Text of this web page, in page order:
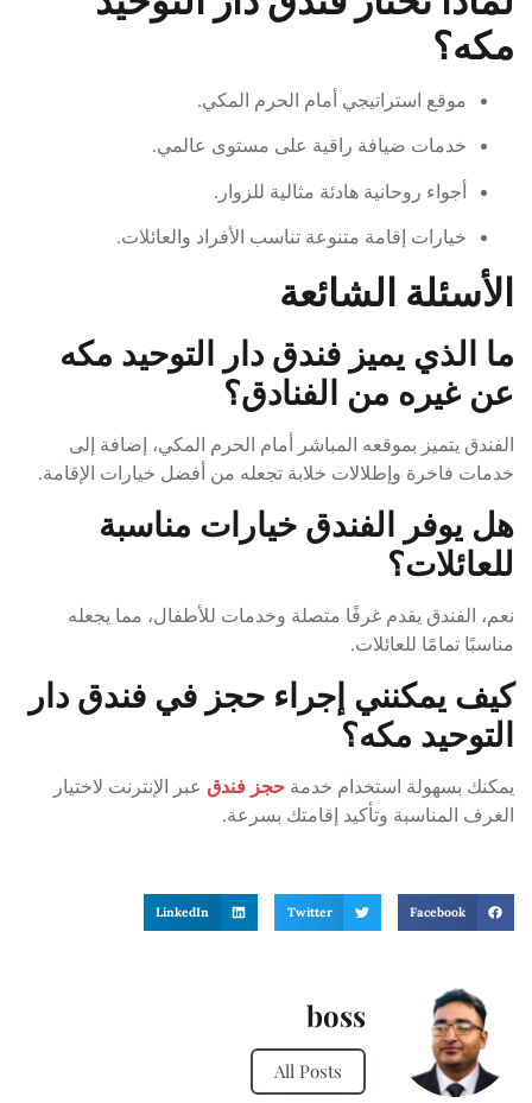
مكه؟
موقع استراتيجي أمام الحرم المكي.
خدمات ضيافة راقية على مستوى عالمي.
أجواء روحانية هادئة مثالية للزوار.
خيارات إقامة متنوعة تناسب الأفراد والعائلات.
الأسئلة الشائعة
ما الذي يميز فندق دار التوحيد مكه
عن غيره من الفنادق؟
الفندق يتميز بموقعه المباشر أمام الحرم المكي، إضافة إلى
خدمات فاخرة وإطلالات خلابة تجعله من أفضل خيارات الإقامة.
هل يوفر الفندق خيارات مناسبة
للعائلات؟
نعم، الفندق يقدم غرفًا متصلة وخدمات للأطفال، مما يجعله
مناسبًا تمامًا للعائلات.
كيف يمكنني إجراء حجز في فندق دار
التوحيد مكه؟
يمكنك بسهولة استخدام خدمة حجز فندق عبر الإنترنت لاختيار
الغرف المناسبة وتأكيد إقامتك بسرعة.
Facebook
Twitter
LinkedIn
boss
All Posts